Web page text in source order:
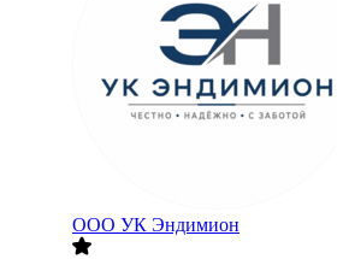
ООО УК Эндимион